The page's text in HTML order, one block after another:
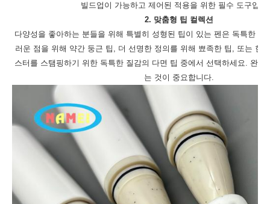
빌드업이 가능하고 제어된 적용을 위한 필수 도구입니
2. 맞춤형 팁 컬렉션
다양성을 좋아하는 분들을 위해 특별히 성형된 팁이 있는 펜은 독특한 효
러운 점을 위해 약간 둥근 팁, 더 선명한 정의를 위해 뾰족한 팁, 또는 한
스터를 스탬핑하기 위한 독특한 질감의 다면 팁 중에서 선택하세요. 완벽
는 것이 중요합니다.